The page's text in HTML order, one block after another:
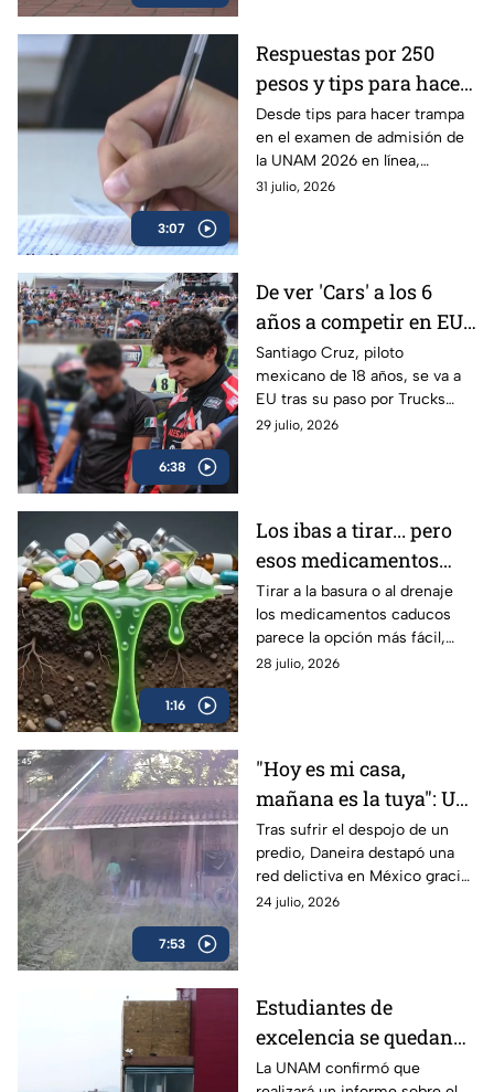
3:07
Respuestas por 250
pesos y tips para hacer
trampa en el examen
de admisión de la
UNAM 2026
Desde tips para hacer trampa
en el examen de admisión de
la UNAM 2026 en línea,
filtración de preguntas y hasta
31 julio, 2026
6:38
De ver 'Cars' a los 6
años a competir en EU:
Santiago Cruz, el piloto
de 18 años que va tras
la NASCAR
Santiago Cruz, piloto
mexicano de 18 años, se va a
EU tras su paso por Trucks
México Series para acercarse a
29 julio, 2026
1:16
Los ibas a tirar... pero
esos medicamentos
caducos pueden hacer
más daño del que
imaginas
Tirar a la basura o al drenaje
los medicamentos caducos
parece la opción más fácil,
pero hacerlo puede
28 julio, 2026
7:53
"Hoy es mi casa,
mañana es la tuya": Un
despojo destapó la red
delictiva
Tras sufrir el despojo de un
predio, Daneira destapó una
red delictiva en México gracias
a la unión de vecinos y pese al
24 julio, 2026
Estudiantes de
excelencia se quedan
sin un lugar para
La UNAM confirmó que